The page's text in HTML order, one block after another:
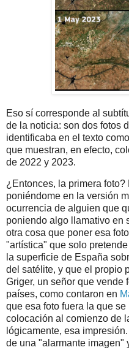
Eso sí corresponde al
de la noticia: son dos fotos
identificaba en el texto
que muestran, en efecto,
de 2022 y 2023.
¿Entonces, la primera
poniéndome en la versión
ocurrencia de alguien que
poniendo algo llamativo en
otra cosa que poner esa
"artística" que solo
la superficie de España
del satélite, y que el propio
Griger, un señor que vende
países, como contaron en
que esa foto fuera la que
colocación al comienzo de
lógicamente, esa
de una "alarmante imagen"